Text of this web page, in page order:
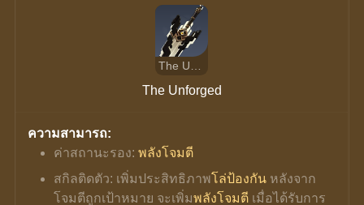
The Unforged
ความสามารถ:
ค่าสถานะรอง: พลังโจมตี
สกิลติดตัว: เพิ่มประสิทธิภาพโล่ป้องกัน หลังจาก
โจมตีถูกเป้าหมาย จะเพิ่มพลังโจมตี เมื่อได้รับการ